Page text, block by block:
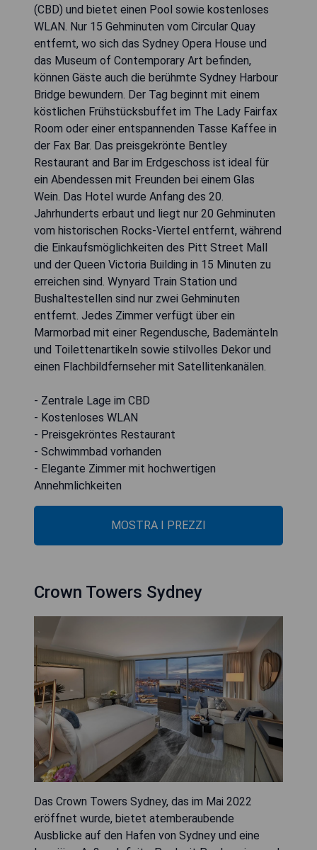
(CBD) und bietet einen Pool sowie kostenloses
WLAN. Nur 15 Gehminuten vom Circular Quay
entfernt, wo sich das Sydney Opera House und
das Museum of Contemporary Art befinden,
können Gäste auch die berühmte Sydney Harbour
Bridge bewundern. Der Tag beginnt mit einem
köstlichen Frühstücksbuffet im The Lady Fairfax
Room oder einer entspannenden Tasse Kaffee in
der Fax Bar. Das preisgekrönte Bentley
Restaurant and Bar im Erdgeschoss ist ideal für
ein Abendessen mit Freunden bei einem Glas
Wein. Das Hotel wurde Anfang des 20.
Jahrhunderts erbaut und liegt nur 20 Gehminuten
vom historischen Rocks-Viertel entfernt, während
die Einkaufsmöglichkeiten des Pitt Street Mall
und der Queen Victoria Building in 15 Minuten zu
erreichen sind. Wynyard Train Station und
Bushaltestellen sind nur zwei Gehminuten
entfernt. Jedes Zimmer verfügt über ein
Marmorbad mit einer Regendusche, Bademänteln
und Toilettenartikeln sowie stilvolles Dekor und
einen Flachbildfernseher mit Satellitenkanälen.
- Zentrale Lage im CBD
- Kostenloses WLAN
- Preisgekröntes Restaurant
- Schwimmbad vorhanden
- Elegante Zimmer mit hochwertigen
Annehmlichkeiten
MOSTRA I PREZZI
Crown Towers Sydney
Das Crown Towers Sydney, das im Mai 2022
eröffnet wurde, bietet atemberaubende
Ausblicke auf den Hafen von Sydney und eine